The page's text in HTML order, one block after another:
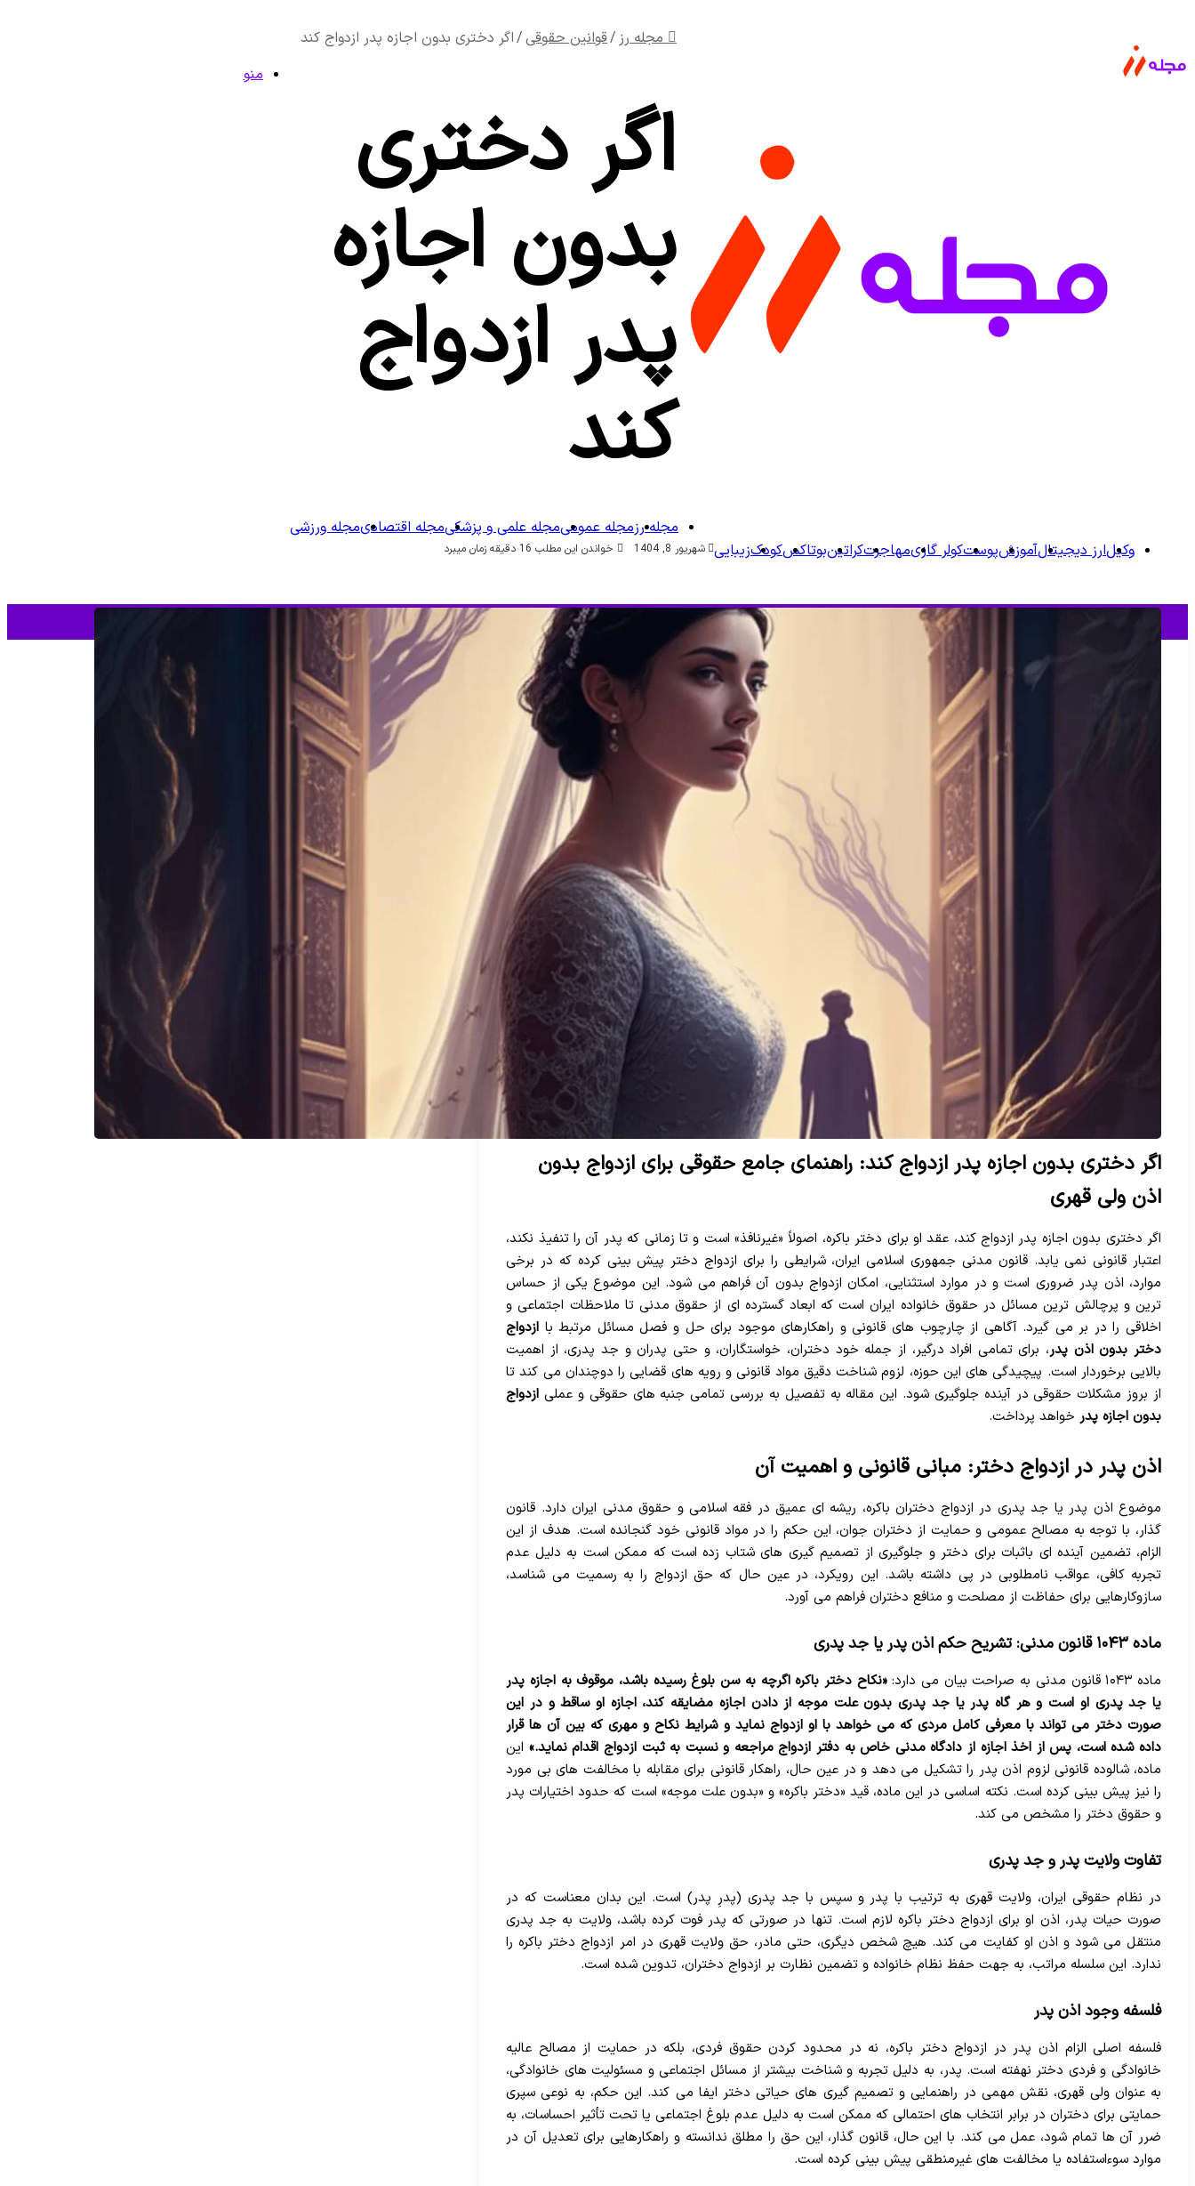
منو
وکیلارز دیجیتالآموزشپوستکولر گازیمهاجرتکراتینبوتاکسکودکزیبایی
مجله رزمجله عمومیمجله علمی و پزشکیمجله اقتصادیمجله ورزشی
مجله رز /قوانین حقوقی/اگر دختری بدون اجازه پدر ازدواج کند
اگر دختری
بدون اجازه
پدر ازدواج
کند
شهریور 8, 1404 خواندن این مطلب 16 دقیقه زمان میبرد
اگر دختری بدون اجازه پدر ازدواج کند: راهنمای جامع حقوقی برای ازدواج بدون
اذن ولی قهری
اگر دختری بدون اجازه پدر ازدواج کند، عقد او برای دختر باکره، اصولاً «غیرنافذ» است و تا زمانی که پدر آن را تنفیذ نکند،
اعتبار قانونی نمی یابد. قانون مدنی جمهوری اسلامی ایران، شرایطی را برای ازدواج دختر پیش بینی کرده که در برخی
موارد، اذن پدر ضروری است و در موارد استثنایی، امکان ازدواج بدون آن فراهم می شود. این موضوع یکی از حساس
ترین و پرچالش ترین مسائل در حقوق خانواده ایران است که ابعاد گسترده ای از حقوق مدنی تا ملاحظات اجتماعی و
اخلاقی را در بر می گیرد. آگاهی از چارچوب های قانونی و راهکارهای موجود برای حل و فصل مسائل مرتبط با ازدواج
دختر بدون اذن پدر، برای تمامی افراد درگیر، از جمله خود دختران، خواستگاران، و حتی پدران و جد پدری، از اهمیت
بالایی برخوردار است. پیچیدگی های این حوزه، لزوم شناخت دقیق مواد قانونی و رویه های قضایی را دوچندان می کند تا
از بروز مشکلات حقوقی در آینده جلوگیری شود. این مقاله به تفصیل به بررسی تمامی جنبه های حقوقی و عملی ازدواج
بدون اجازه پدر خواهد پرداخت.
اذن پدر در ازدواج دختر: مبانی قانونی و اهمیت آن
موضوع اذن پدر یا جد پدری در ازدواج دختران باکره، ریشه ای عمیق در فقه اسلامی و حقوق مدنی ایران دارد. قانون
گذار، با توجه به مصالح عمومی و حمایت از دختران جوان، این حکم را در مواد قانونی خود گنجانده است. هدف از این
الزام، تضمین آینده ای باثبات برای دختر و جلوگیری از تصمیم گیری های شتاب زده است که ممکن است به دلیل عدم
تجربه کافی، عواقب نامطلوبی در پی داشته باشد. این رویکرد، در عین حال که حق ازدواج را به رسمیت می شناسد،
سازوکارهایی برای حفاظت از مصلحت و منافع دختران فراهم می آورد.
ماده ۱۰۴۳ قانون مدنی: تشریح حکم اذن پدر یا جد پدری
ماده ۱۰۴۳ قانون مدنی به صراحت بیان می دارد:
«نکاح دختر باکره اگرچه به سن بلوغ رسیده باشد، موقوف به اجازه پدر
یا جد پدری او است و هر گاه پدر یا جد پدری بدون علت موجه از دادن اجازه مضایقه کند، اجازه او ساقط و در این
صورت دختر می تواند با معرفی کامل مردی که می خواهد با او ازدواج نماید و شرایط نکاح و مهری که بین آن ها قرار
داده شده است، پس از اخذ اجازه از دادگاه مدنی خاص به دفتر ازدواج مراجعه و نسبت به ثبت ازدواج اقدام نماید.» این
ماده، شالوده قانونی لزوم اذن پدر را تشکیل می دهد و در عین حال، راهکار قانونی برای مقابله با مخالفت های بی مورد
را نیز پیش بینی کرده است. نکته اساسی در این ماده، قید «دختر باکره» و «بدون علت موجه» است که حدود اختیارات پدر
و حقوق دختر را مشخص می کند.
تفاوت ولایت پدر و جد پدری
در نظام حقوقی ایران، ولایت قهری به ترتیب با پدر و سپس با جد پدری (پدرِ پدر) است. این بدان معناست که در
صورت حیات پدر، اذن او برای ازدواج دختر باکره لازم است. تنها در صورتی که پدر فوت کرده باشد، ولایت به جد پدری
منتقل می شود و اذن او کفایت می کند. هیچ شخص دیگری، حتی مادر، حق ولایت قهری در امر ازدواج دختر باکره را
ندارد. این سلسله مراتب، به جهت حفظ نظام خانواده و تضمین نظارت بر ازدواج دختران، تدوین شده است.
فلسفه وجود اذن پدر
فلسفه اصلی الزام اذن پدر در ازدواج دختر باکره، نه در محدود کردن حقوق فردی، بلکه در حمایت از مصالح عالیه
خانوادگی و فردی دختر نهفته است. پدر، به دلیل تجربه و شناخت بیشتر از مسائل اجتماعی و مسئولیت های خانوادگی،
به عنوان ولی قهری، نقش مهمی در راهنمایی و تصمیم گیری های حیاتی دختر ایفا می کند. این حکم، به نوعی سپری
حمایتی برای دختران در برابر انتخاب های احتمالی که ممکن است به دلیل عدم بلوغ اجتماعی یا تحت تأثیر احساسات، به
ضرر آن ها تمام شود، عمل می کند. با این حال، قانون گذار، این حق را مطلق ندانسته و راهکارهایی برای تعدیل آن در
موارد سوءاستفاده یا مخالفت های غیرمنطقی پیش بینی کرده است.